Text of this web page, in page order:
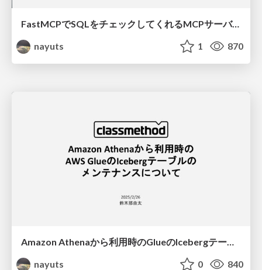
FastMCPでSQLをチェックしてくれるMCPサーバーを自作してCursorから動かしてみた
nayuts
1 870
nayuts
0 840